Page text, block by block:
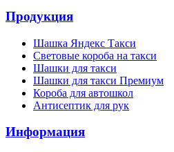
Продукция
Шашка Яндекс Такси
Световые короба на такси
Шашки для такси
Шашки для такси Премиум
Короба для автошкол
Антисептик для рук
Информация